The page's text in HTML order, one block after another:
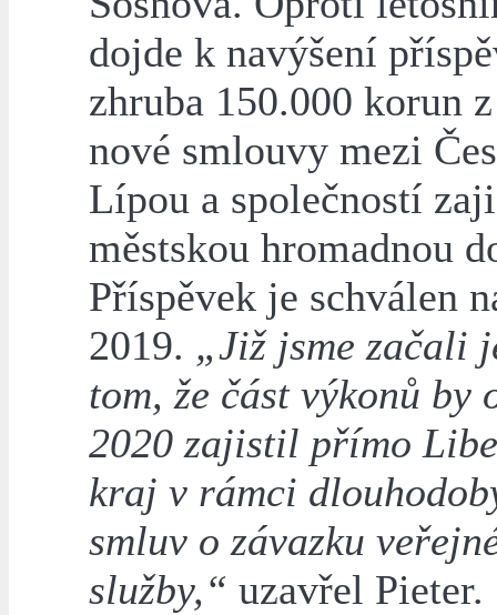
dojde k navýšení
zhruba 150.000 korun
nové smlouvy mezi
Lípou a společností
městskou hromadnou
Příspěvek je schválen
2019. „Již jsme začali
tom, že část výkonů by
2020 zajistil přímo
kraj v rámci
smluv o závazku
služby,“ uzavřel Pieter.